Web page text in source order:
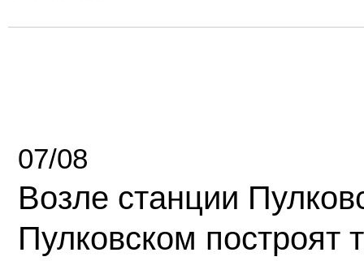
07/08
Возле станции
Пулковском построят